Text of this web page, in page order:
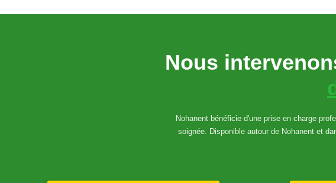
Nous
Nohanent bénéficie d'une prise en charge
soignée. Disponible autour de Nohanent et